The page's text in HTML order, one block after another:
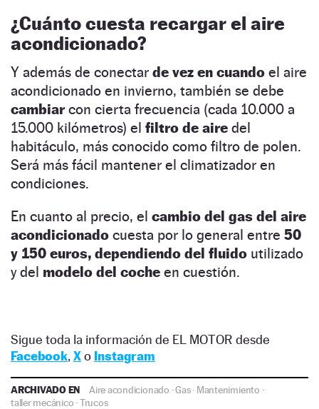
¿Cuánto cuesta recargar el aire
acondicionado?
Y además de conectar de vez en cuando el aire
acondicionado en invierno, también se debe
cambiarcon cierta frecuencia (cada 10.000 a
15.000 kilómetros) el filtro de aire del
habitáculo, más conocido como filtro de polen.
Será más fácil mantener el climatizador en
condiciones.
En cuanto al precio, el cambio del gas del aire
acondicionado cuesta por lo general entre 50
y 150 euros, dependiendo del fluido utilizado
y del modelo del coche en cuestión.
Sigue toda la información de EL MOTOR desde
Facebook, Xo Instagram
ARCHIVADO EN Aire acondicionado ·Gas· Mantenimiento ·
taller mecánico ·Trucos